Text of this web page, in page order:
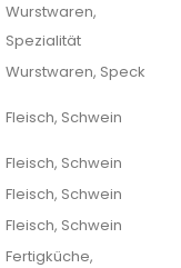
Wurstwaren,
Spezialität
Wurstwaren, Speck
Fleisch, Schwein
Fleisch, Schwein
Fleisch, Schwein
Fleisch, Schwein
Fertigküche,